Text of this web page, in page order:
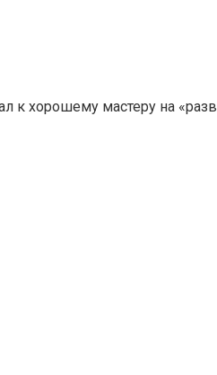
хорошему мастеру на